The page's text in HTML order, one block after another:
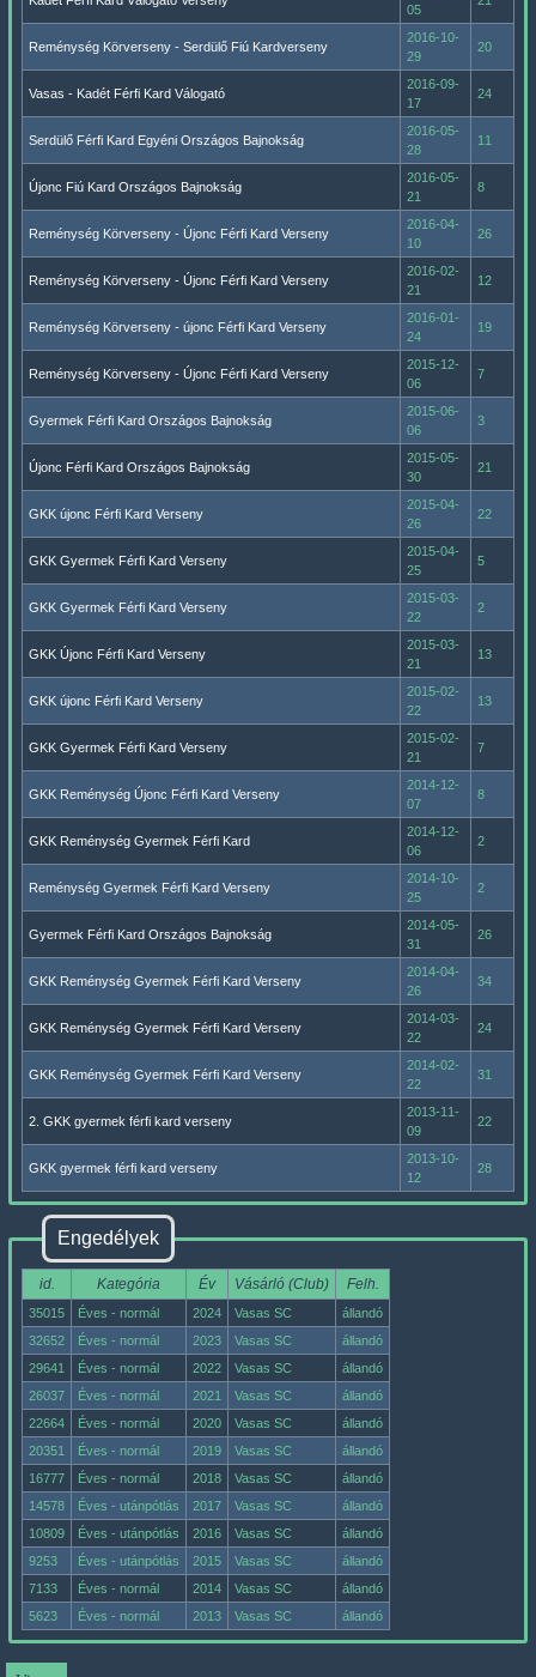
05
Reménység Körverseny - Serdülő Fiú Kardverseny
2016-10-
29
20
Vasas - Kadét Férfi Kard Válogató
2016-09-
17
24
Serdülő Férfi Kard Egyéni Országos Bajnokság
2016-05-
28
11
Újonc Fiú Kard Országos Bajnokság
2016-05-
21
8
Reménység Körverseny - Újonc Férfi Kard Verseny
2016-04-
10
26
Reménység Körverseny - Újonc Férfi Kard Verseny
2016-02-
21
12
Reménység Körverseny - újonc Férfi Kard Verseny
2016-01-
24
19
Reménység Körverseny - Újonc Férfi Kard Verseny
2015-12-
06
7
Gyermek Férfi Kard Országos Bajnokság
2015-06-
06
3
Újonc Férfi Kard Országos Bajnokság
2015-05-
30
21
GKK újonc Férfi Kard Verseny
2015-04-
26
22
GKK Gyermek Férfi Kard Verseny
2015-04-
25
5
GKK Gyermek Férfi Kard Verseny
2015-03-
22
2
GKK Újonc Férfi Kard Verseny
2015-03-
21
13
GKK újonc Férfi Kard Verseny
2015-02-
22
13
GKK Gyermek Férfi Kard Verseny
2015-02-
21
7
GKK Reménység Újonc Férfi Kard Verseny
2014-12-
07
8
GKK Reménység Gyermek Férfi Kard
2014-12-
06
2
Reménység Gyermek Férfi Kard Verseny
2014-10-
25
2
Gyermek Férfi Kard Országos Bajnokság
2014-05-
31
26
GKK Reménység Gyermek Férfi Kard Verseny
2014-04-
26
34
GKK Reménység Gyermek Férfi Kard Verseny
2014-03-
22
24
GKK Reménység Gyermek Férfi Kard Verseny
2014-02-
22
31
2. GKK gyermek férfi kard verseny
2013-11-
09
22
GKK gyermek férfi kard verseny
2013-10-
12
28
Engedélyek
id. Kategória Év Vásárló (Club) Felh.
35015 Éves - normál 2024 Vasas SC
állandó
32652
Éves - normál 2023 Vasas SC
állandó
29641
Éves - normál 2022 Vasas SC
állandó
26037
Éves - normál 2021 Vasas SC
állandó
22664
Éves - normál 2020 Vasas SC
állandó
20351
Éves - normál 2019 Vasas SC
állandó
16777
Éves - normál 2018 Vasas SC
állandó
14578
Éves - utánpótlás 2017 Vasas SC
állandó
10809
Éves - utánpótlás 2016 Vasas SC
állandó
9253
Éves - utánpótlás 2015 Vasas SC
állandó
7133
Éves - normál 2014 Vasas SC
állandó
5623
Éves - normál 2013 Vasas SC állandó